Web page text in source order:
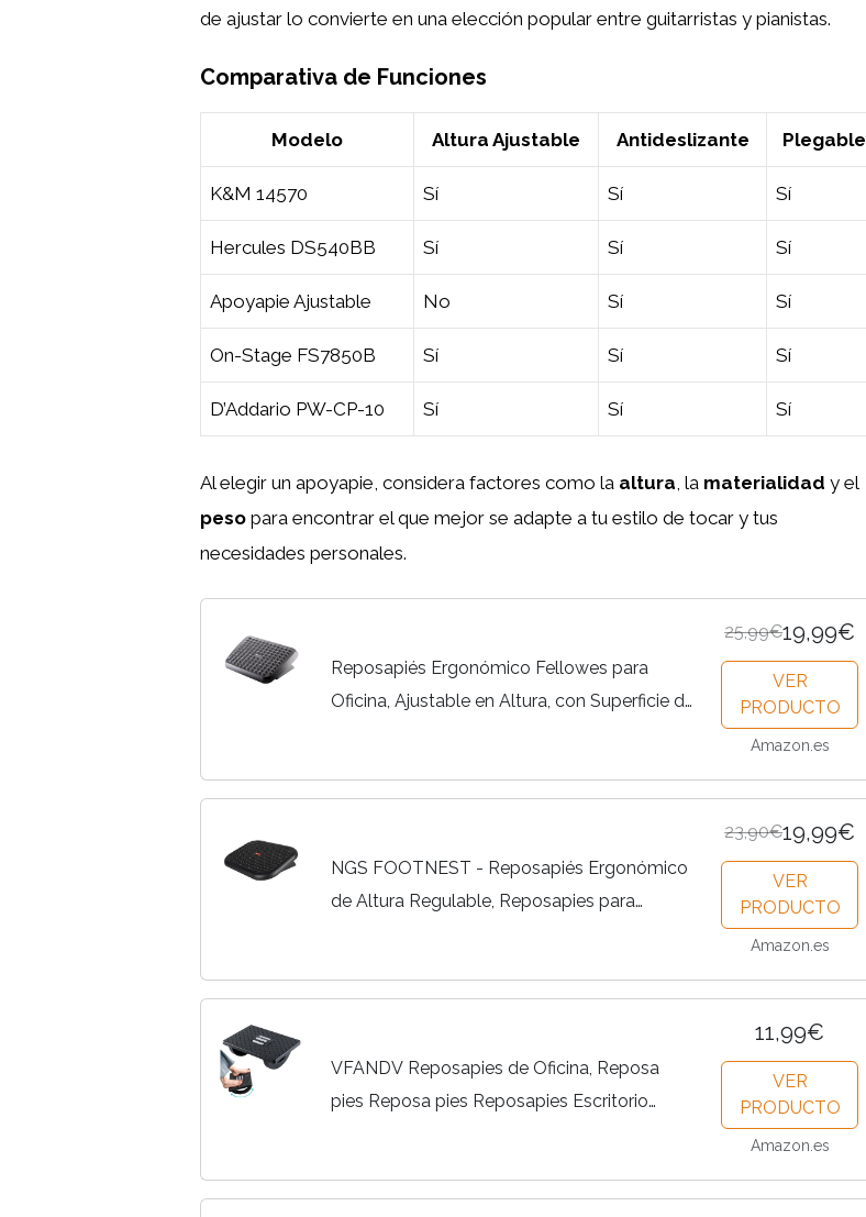
de ajustar lo convierte en una elección popular entre guitarristas y pianistas.
Comparativa de Funciones
Modelo Altura Ajustable Antideslizante Plegable
K&M 14570 Sí Sí Sí
Hercules DS540BB Sí Sí Sí
Apoyapie Ajustable No Sí Sí
On-Stage FS7850B Sí Sí Sí
D’Addario PW-CP-10 Sí Sí Sí
Al elegir un apoyapie, considera factores como la altura , la materialidad y el
peso para encontrar el que mejor se adapte a tu estilo de tocar y tus
necesidades personales.
Reposapiés Ergonómico Fellowes para
Oficina, Ajustable en Altura, con Superficie de
25,99€19,99€
VER
PRODUCTO
Amazon.es
NGS FOOTNEST - Reposapiés Ergonómico
de Altura Regulable, Reposapies para
23,90€19,99€
VER
PRODUCTO
Amazon.es
VFANDV Reposapies de Oficina, Reposa
pies Reposa pies Reposapies Escritorio
11,99€
VER
PRODUCTO
Amazon.es